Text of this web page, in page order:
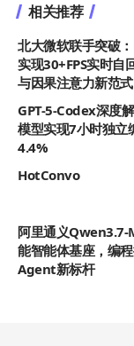
相关推荐
北大微软联手突破
实现30+FPS实时自
与因果注意力新范式
GPT-5-Codex深度
模型实现7小时独立
4.4%
HotConvo
阿里通义Qwen3.7-
能智能体基座，编
Agent新标杆